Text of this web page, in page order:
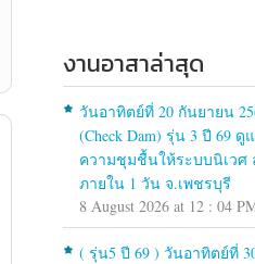
งานอาสาล่าสุด
วันอาทิตย์ที่ 20 กันยายน
(Check Dam) รุ่น 3 ปี 69
ความชุมชื้นให้ระบบนิเวศ
ภายใน 1 วัน จ.เพชรบุรี
8 August 2026 at 12 : 04
( รุ่น5 ปี 69 ) วันอาทิตย์ที่